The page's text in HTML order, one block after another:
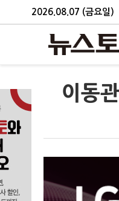
2026.08.07 (금요일)
이동